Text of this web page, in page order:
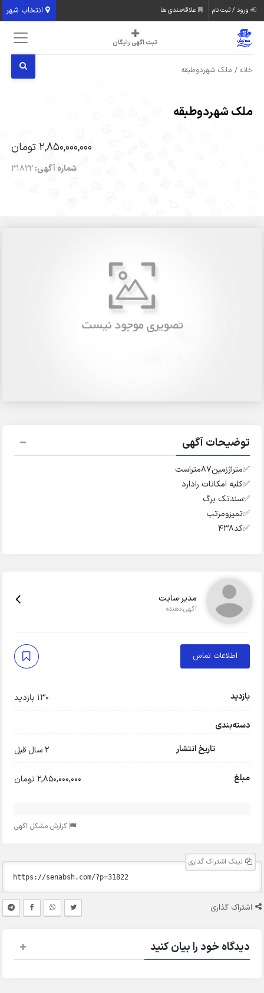
انتخاب شهر ورود / ثبت نام علاقه‌مندی ها
ثبت اگهی رایگان
خانه / ملک شهردوطبقه
ملک شهردوطبقه
2,850,000,000 تومان
شماره آگهی:31822
توضیحات آگهی
✅️متراژزمین۸۷متراست
✅️کلیه امکانات رادارد
✅️سندتک برگ
✅️تمیزومرتب
✅️کد۴۳۸
مدیر سایت
آگهی دهنده
اطلاعات تماس
بازدید 130 بازدید
دسته‌بندی
تاریخ انتشار
2 سال قبل
مبلغ 2,850,000,000 تومان
گزارش مشکل آگهی
لینک اشتراک گذاری
اشتراک گذاری
دیدگاه خود را بیان کنید